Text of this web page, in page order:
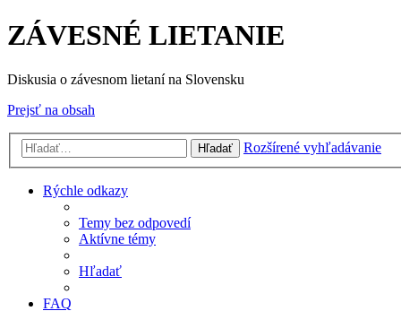
ZÁVESNÉ LIETANIE
Diskusia o závesnom lietaní na Slovensku
Prejsť na obsah
Hľadať Rozšírené vyhľadávanie
Rýchle odkazy
Temy bez odpovedí
Aktívne témy
Hľadať
FAQ